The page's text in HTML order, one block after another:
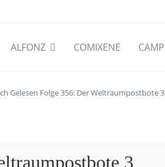
ALFONZ COMIXENE CAMP
Gelesen Folge 356: Der Weltraumpostbote 3
3